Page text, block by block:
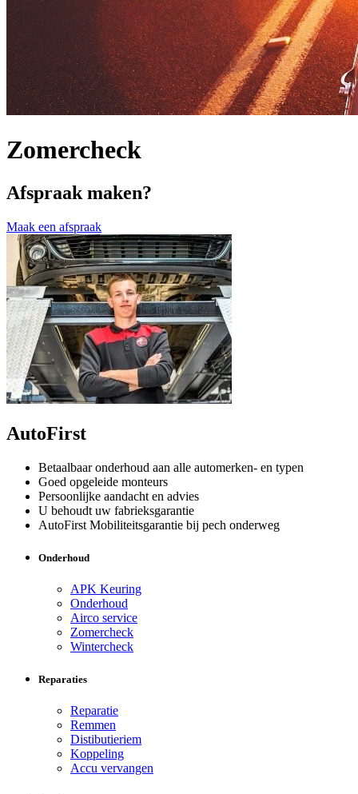
Zomercheck
Afspraak maken?
Maak een afspraak
AutoFirst
Betaalbaar onderhoud aan alle automerken- en typen
Goed opgeleide monteurs
Persoonlijke aandacht en advies
U behoudt uw fabrieksgarantie
AutoFirst Mobiliteitsgarantie bij pech onderweg
Onderhoud
APK Keuring
Onderhoud
Airco service
Zomercheck
Wintercheck
Reparaties
Reparatie
Remmen
Distibutieriem
Koppeling
Accu vervangen